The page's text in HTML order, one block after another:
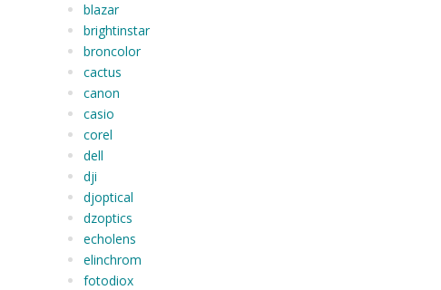
blazar
brightinstar
broncolor
cactus
canon
casio
corel
dell
dji
djoptical
dzoptics
echolens
elinchrom
fotodiox